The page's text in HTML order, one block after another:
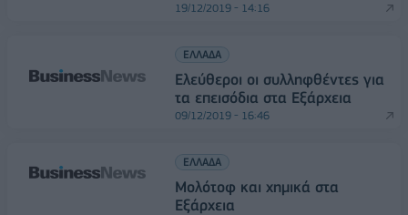
19/12/2019 - 14:16
ΕΛΛΑΔΑ
Ελεύθεροι οι συλληφθέντες για
τα επεισόδια στα Εξάρχεια
09/12/2019 - 16:46
ΕΛΛΑΔΑ
Μολότοφ και χημικά στα
Εξάρχεια